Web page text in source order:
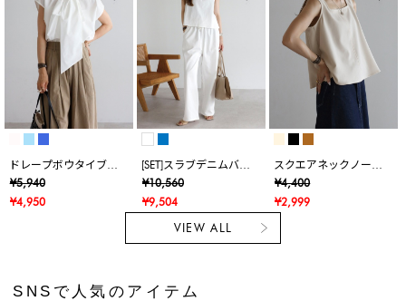
ドレープボウタイブラ
ウス
¥5,940
¥4,950
[SET]スラブデニムバッ
クオープンタンクトッ
プ×スラブデニムイージ
ーパンツ
¥10,560
¥9,504
スクエアネックノース
リブラウス
¥4,400
¥2,999
VIEW ALL
SNSで人気のアイテム